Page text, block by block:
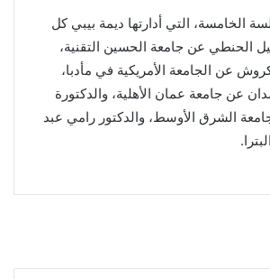
الخامسة، التي أدارتها ديمة بيبي كل
الحنطي عن جامعة الحسين التقنية،
عن الجامعة الأمريكية في مأدبا،
عن جامعة عمان الأهلية، والدكتورة
الشرق الأوسط، والدكتور رامي عبد